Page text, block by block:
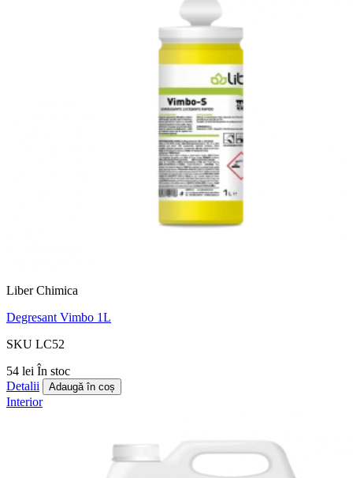
Liber Chimica
Degresant Vimbo 1L
SKU LC52
54 lei În stoc
Detalii
Adaugă în coș
Interior